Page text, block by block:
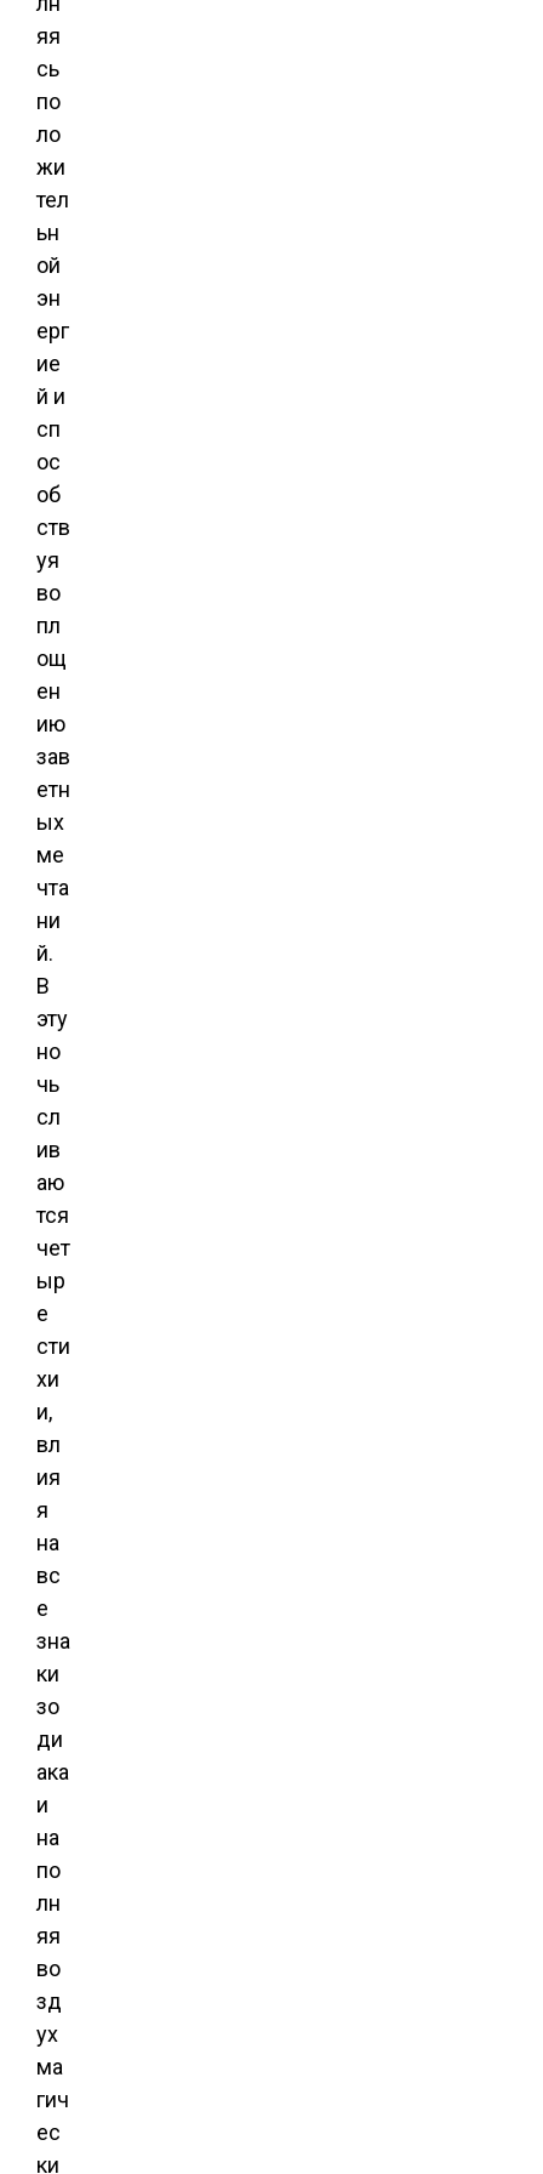
яя
сь
по
ло
жи
тел
ьн
ой
эн
ерг
ие
й и
сп
ос
об
ств
уя
во
пл
ощ
ен
ию
зав
етн
ых
ме
чта
ни
й.
В
эту
но
чь
сл
ив
аю
тся
чет
ыр
е
сти
хи
и,
вл
ия
я
на
вс
е
зна
ки
зо
ди
ака
и
на
по
лн
яя
во
зд
ух
ма
гич
ес
ки